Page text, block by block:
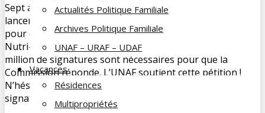
Actualités Politique Familiale
Archives Politique Familiale
UNAF – URAF – UDAF
Vacances
Résidences
Multipropriétés
Sept associations de consommateurs européennes
lancent une initiative citoyenne « PRO NUTRI-SCORE »
pour demander à la Commission de rendre obligatoire le
Nutri-Score sur les produits alimentaires européens. Un
million de signatures sont nécessaires pour que la
Commission réponde. L’UNAF soutient cette pétition !
N’hésitez pas à relayer cette pétition et à inciter à sa
signature sur Internet. »